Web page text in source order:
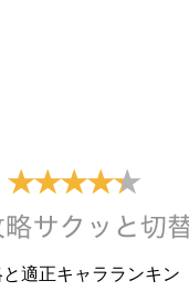
適正キャラランキン